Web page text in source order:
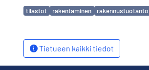
Avainsanat
tilastot rakentaminen rakennustuotanto
Tietueen kaikki tiedot